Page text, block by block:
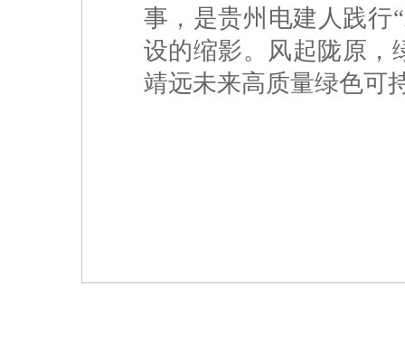
事，是贵州电建人践行
设的缩影。风起陇原
靖远未来高质量绿色可